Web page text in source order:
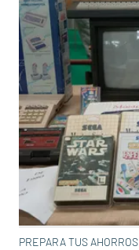
PREPARA TUS AHORROS